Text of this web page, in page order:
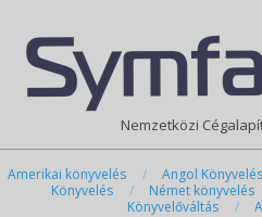
content
Navigation
Menu
Nemzetközi
Amerikai könyvelés Angol Könyvelés
Könyvelés
Német könyvelés
Könyvelőváltás